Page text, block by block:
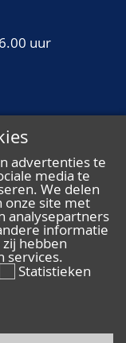
uur
advertenties te
media te
We delen
onze site met
analysepartners
informatie
hebben
services.
Statistieken